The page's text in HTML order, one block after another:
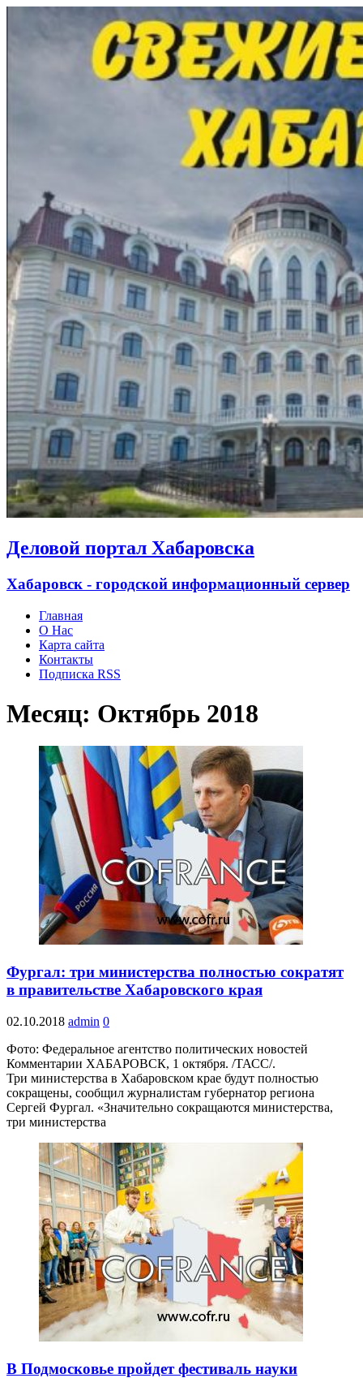
Деловой портал Хабаровска
Хабаровск - городской информационный сервер
Главная
О Нас
Карта сайта
Контакты
Подписка RSS
Месяц: Октябрь 2018
Фургал: три министерства полностью сократят
в правительстве Хабаровского края
02.10.2018 admin 0
Фото: Федеральное агентство политических новостей
Комментарии ХАБАРОВСК, 1 октября. /ТАСС/.
Три министерства в Хабаровском крае будут полностью
сокращены, сообщил журналистам губернатор региона
Сергей Фургал. «Значительно сокращаются министерства,
три министерства
В Подмосковье пройдет фестиваль науки